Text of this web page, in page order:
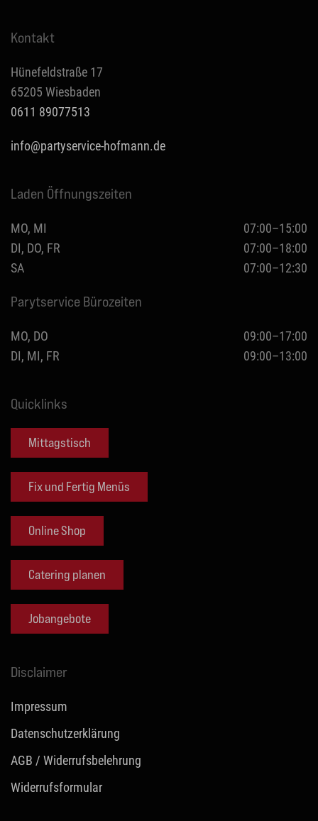
Kontakt
Hünefeldstraße 17
65205 Wiesbaden
0611 89077513
info@partyservice-hofmann.de
Laden Öffnungszeiten
MO, MI
07:00–15:00
DI, DO, FR
07:00–18:00
SA
07:00–12:30
Parytservice Bürozeiten
MO, DO
09:00–17:00
DI, MI, FR
09:00–13:00
Quicklinks
Mittagstisch
Fix und Fertig Menüs
Online Shop
Catering planen
Jobangebote
Disclaimer
Impressum
Datenschutzerklärung
AGB / Widerrufsbelehrung
Widerrufsformular